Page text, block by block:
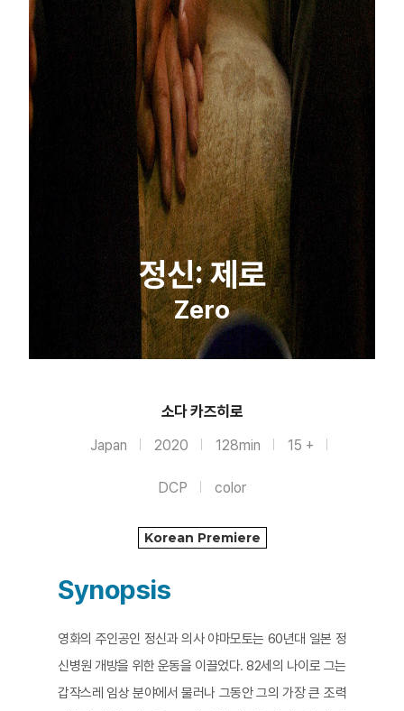
정신: 제로
Zero
소다 카즈히로
Japan 2020 128min 15 +
DCP color
Korean Premiere
Synopsis
영화의 주인공인 정신과 의사 야마모토는 60년대 일본 정
신병원 개방을 위한 운동을 이끌었다. 82세의 나이로 그는
갑작스레 임상 분야에서 물러나 그동안 그의 가장 큰 조력